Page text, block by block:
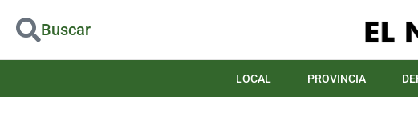
Buscar
LOCAL PROVINCIA